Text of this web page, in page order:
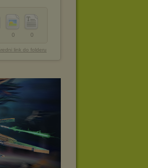
0
0
link do folderu